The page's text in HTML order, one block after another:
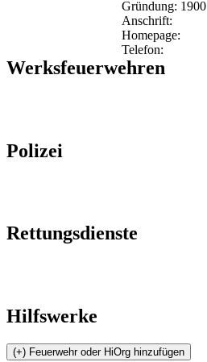
Gründung: 1900
Anschrift:
Homepage:
Telefon:
Werksfeuerwehren
Polizei
Rettungsdienste
Hilfswerke